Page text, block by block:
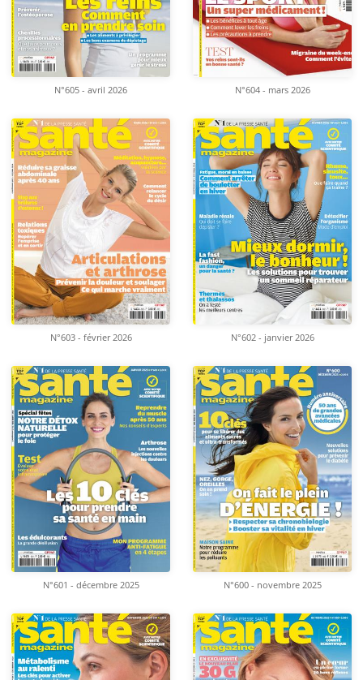
N°605 - avril 2026 N°604 - mars 2026
N°603 - février 2026 N°602 - janvier 2026
N°601 - décembre 2025 N°600 - novembre 2025